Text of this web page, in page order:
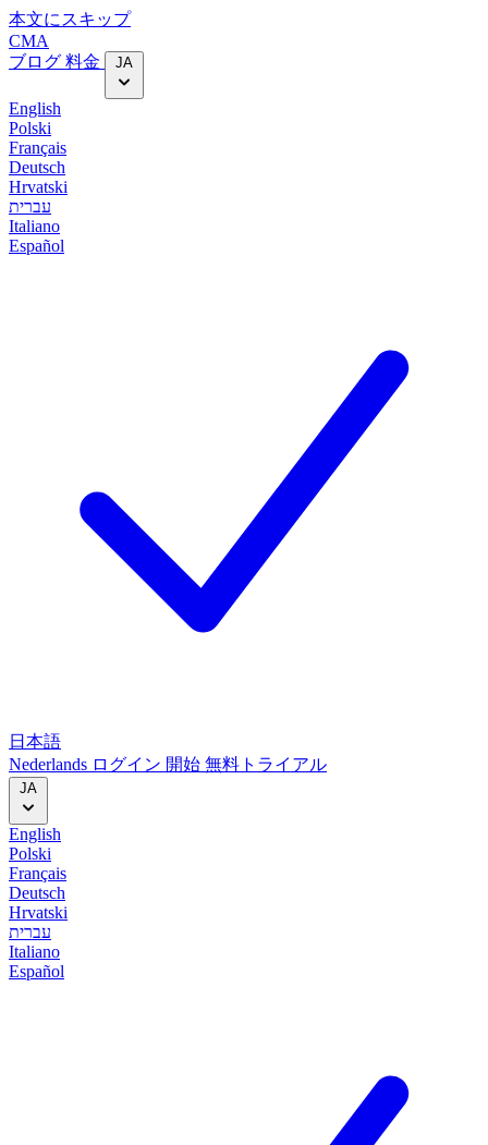
本文にスキップ
CMA
ブログ 料金 JA
English
Polski
Français
Deutsch
Hrvatski
עברית
Italiano
Español
日本語
Nederlands ログイン 開始 無料トライアル
JA
English
Polski
Français
Deutsch
Hrvatski
עברית
Italiano
Español